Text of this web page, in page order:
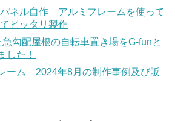
ネル自作 アルミフレームを使って
ピッタリ製作
勾配屋根の自転車置き場をG-funと
した！
ーム 2024年8月の制作事例及び販